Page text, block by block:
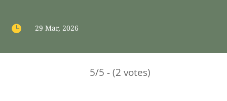
 29 Mar, 2026
5/5 - (2 votes)